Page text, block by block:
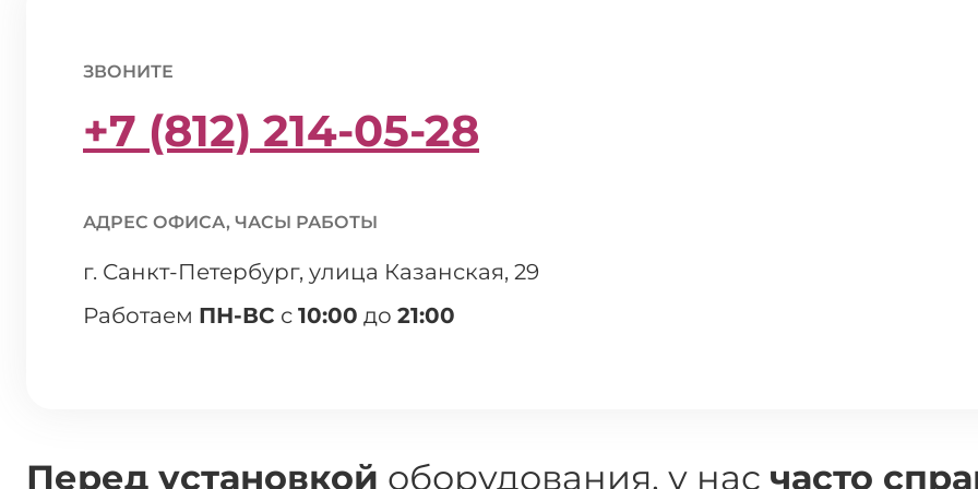
ЗВОНИТЕ
+7 (812) 214-05-28
АДРЕС ОФИСА, ЧАСЫ РАБОТЫ
г. Санкт-Петербург, улица Казанская, 29
Работаем ПН-ВС с 10:00 до 21:00
Перед установкой оборудования, у нас часто